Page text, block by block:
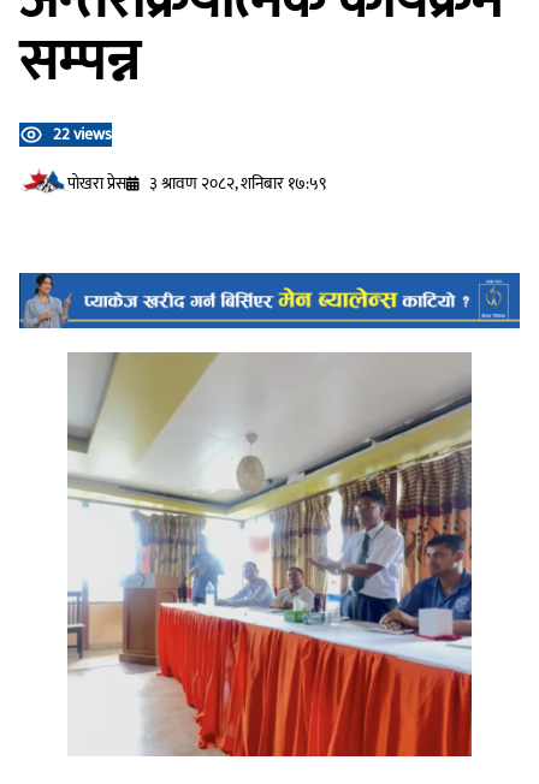
सम्पन्न
22 views
प‍ोखरा प्रेस
३ श्रावण २०८२, शनिबार १७:५९